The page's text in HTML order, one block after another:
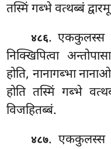
तस्मिं गब्भे वत्थब्बं
४८६. एककुलस्स
निक्खिपित्वा
होति, नानागब्भा
होति तस्मिं गब्भे
विजहितब्बं.
४८७. एककुलस्स